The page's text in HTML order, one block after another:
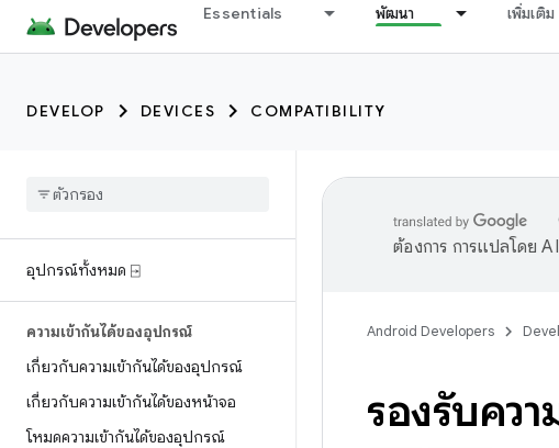
Essentials พัฒนา เพิ่มเติม
DEVELOP DEVICES COMPATIBILITY
อุปกรณ์ทั้งหมด ⍈
ความเข้ากันได้ของอุปกรณ์
เกี่ยวกับความเข้ากันได้ของอุปกรณ์
เกี่ยวกับความเข้ากันได้ของหน้าจอ
โหมดความเข้ากันได้ของอุปกรณ์
ต้องการ การแปลโดย
Android Developers
รองรับคว